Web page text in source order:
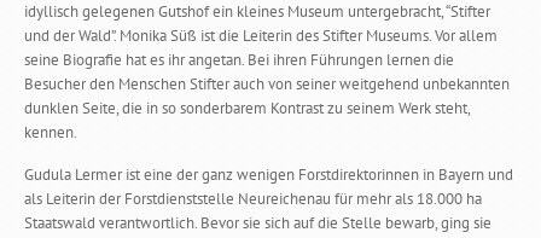
idyllisch gelegenen Gutshof ein kleines Museum untergebracht, “Stifter
und der Wald”. Monika Süß ist die Leiterin des Stifter Museums. Vor allem
seine Biografie hat es ihr angetan. Bei ihren Führungen lernen die
Besucher den Menschen Stifter auch von seiner weitgehend unbekannten
dunklen Seite, die in so sonderbarem Kontrast zu seinem Werk steht,
kennen.
Gudula Lermer ist eine der ganz wenigen Forstdirektorinnen in Bayern und
als Leiterin der Forstdienststelle Neureichenau für mehr als 18.000 ha
Staatswald verantwortlich. Bevor sie sich auf die Stelle bewarb, ging sie